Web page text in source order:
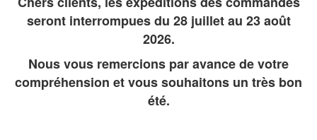
seront interrompues du 28 juillet au 23 août
2026.
Nous vous remercions par avance de votre
compréhension et vous souhaitons un très bon
été.